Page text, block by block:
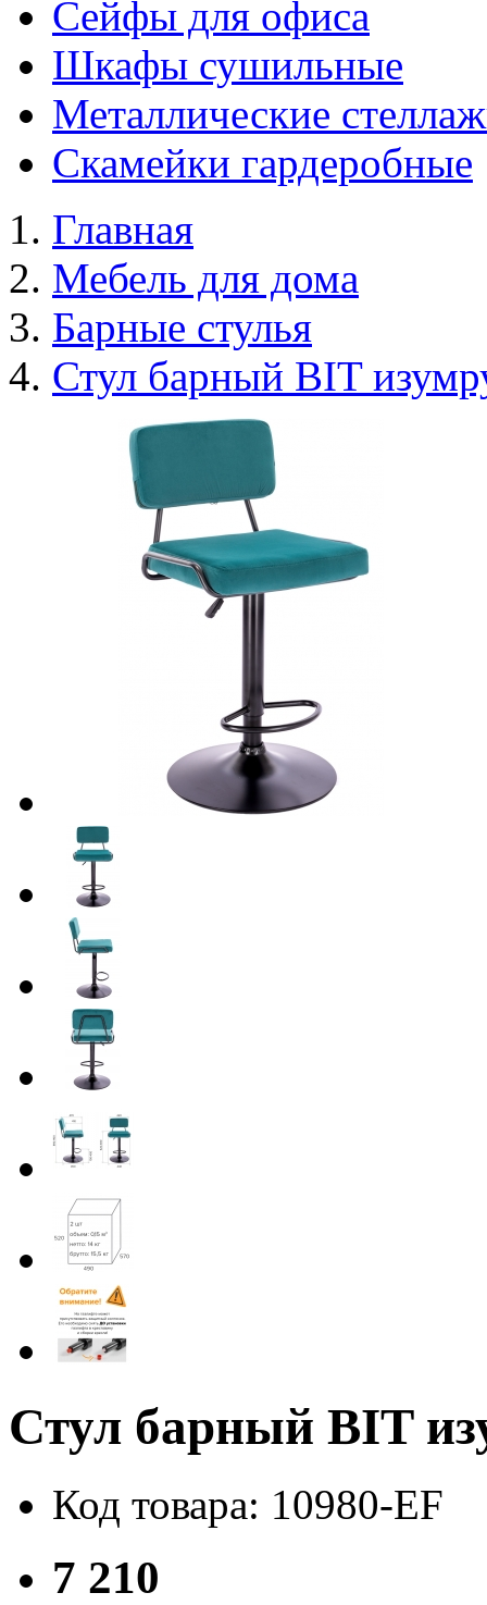
Сейфы для офиса
Шкафы сушильные
Металлические
Скамейки гардеробные
Главная
Мебель для дома
Барные стулья
Стул барный BIT
Стул барный BIT
Код товара: 10980-EF
7 210